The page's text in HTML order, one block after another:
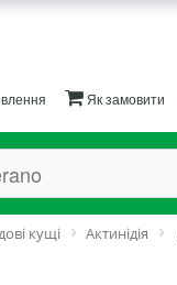
Як замовити
кущі Актинідія